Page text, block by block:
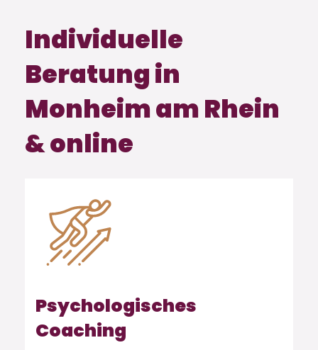
Individuelle
Beratung in
Monheim am Rhein
& online
Psychologisches
Coaching